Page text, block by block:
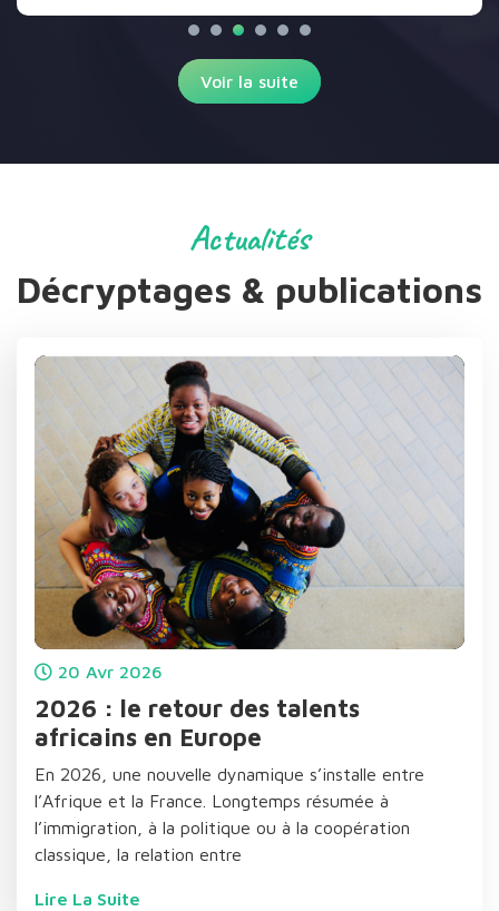
Voir la suite
Actualités
Décryptages & publications
20 Avr 2026
2026 : le retour des talents
africains en Europe
En 2026, une nouvelle dynamique s’installe entre
l’Afrique et la France. Longtemps résumée à
l’immigration, à la politique ou à la coopération
classique, la relation entre
Lire La Suite